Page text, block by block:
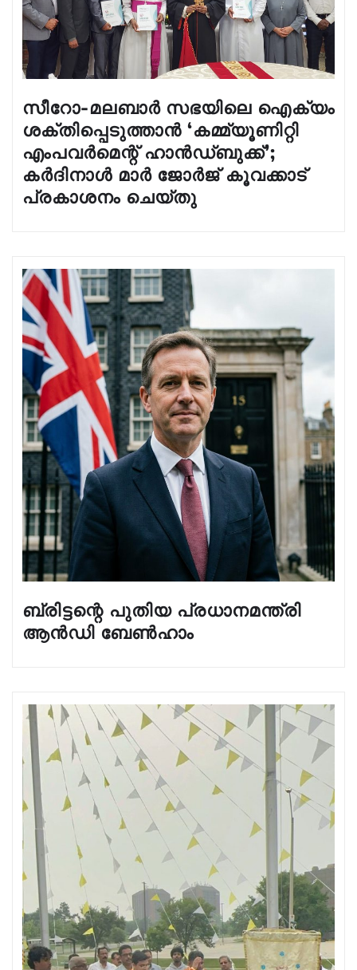
സീറോ-മലബാർ സഭയിലെ ഐക്യം
ശക്തിപ്പെടുത്താൻ ‘കമ്മ്യൂണിറ്റി
എംപവർമെന്റ് ഹാൻഡ്‌ബുക്ക്’;
കർദിനാൾ മാർ ജോർജ് കൂവക്കാട്
പ്രകാശനം ചെയ്തു
ബ്രിട്ടന്റെ പുതിയ പ്രധാനമന്ത്രി
ആൻഡി ബേൺഹാം